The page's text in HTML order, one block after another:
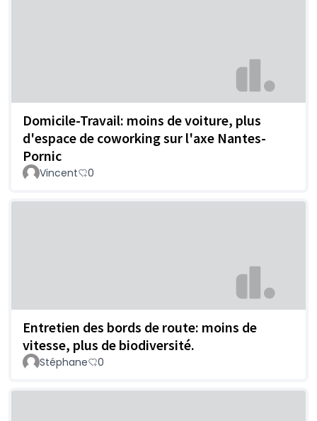
Domicile-Travail: moins de voiture, plus
d'espace de coworking sur l'axe Nantes-
Pornic
Vincent 0
Entretien des bords de route: moins de
vitesse, plus de biodiversité.
Stéphane 0